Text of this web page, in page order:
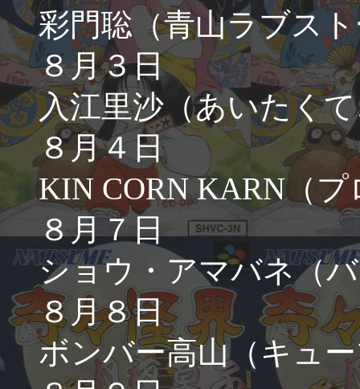
彩門聡（青山ラブス
８月３日
入江里沙（あいたく
８月４日
KIN CORN KARN（
８月７日
ショウ・アマバネ（
８月８日
ボンバー高山（キュ